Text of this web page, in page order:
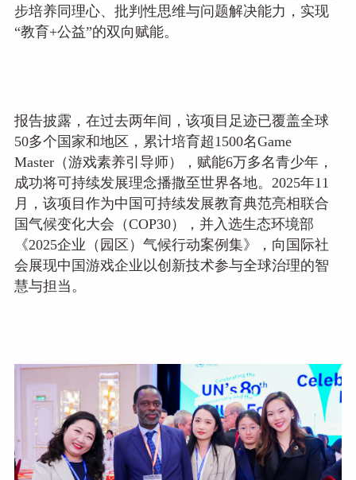
步培养同理心、批判性思维与问题解决能力，实现
“教育+公益”的双向赋能。
报告披露，在过去两年间，该项目足迹已覆盖全球
50多个国家和地区，累计培育超1500名Game
Master（游戏素养引导师），赋能6万多名青少年，
成功将可持续发展理念播撒至世界各地。2025年11
月，该项目作为中国可持续发展教育典范亮相联合
国气候变化大会（COP30），并入选生态环境部
《2025企业（园区）气候行动案例集》，向国际社
会展现中国游戏企业以创新技术参与全球治理的智
慧与担当。